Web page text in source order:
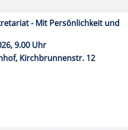
- Mit Persönlichkeit und
9.00 Uhr
Kirchbrunnenstr. 12